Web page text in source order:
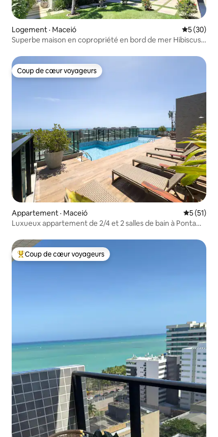
Logement · Maceió Note
5 (30)
Superbe maison en copropriété en bord de mer Hibiscus
Coup de cœur voyageurs
Coup de cœur voyageurs
Appartement · Maceió Note
5 (51)
Luxueux appartement de 2/4 et 2 salles de bain à Ponta
Coup de cœur voyageurs parmi les plus aimés
Coup de cœur voyageurs